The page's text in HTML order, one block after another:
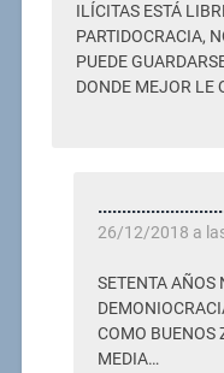
ILÍCITAS ESTÁ
PARTIDOCRACIA,
PUEDE
DONDE MEJOR LE
26/12/2018 a
SETENTA AÑOS
COMO BUENOS
MEDIA…